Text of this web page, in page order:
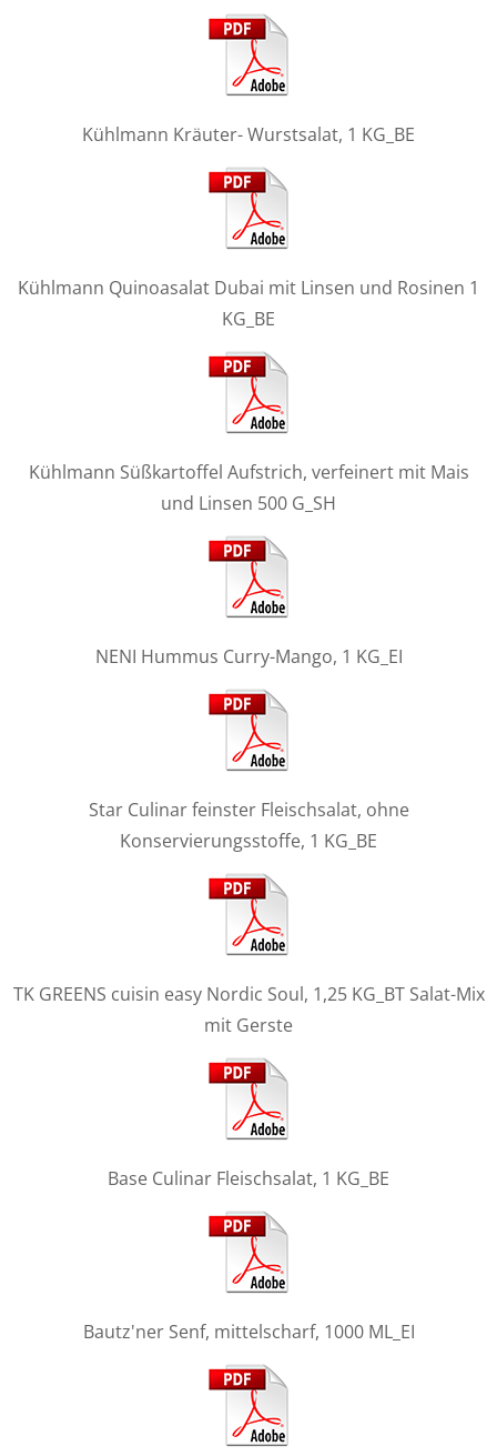
Kühlmann Kräuter- Wurstsalat, 1 KG_BE
Kühlmann Quinoasalat Dubai mit Linsen und Rosinen 1
KG_BE
Kühlmann Süßkartoffel Aufstrich, verfeinert mit Mais
und Linsen 500 G_SH
NENI Hummus Curry-Mango, 1 KG_EI
Star Culinar feinster Fleischsalat, ohne
Konservierungsstoffe, 1 KG_BE
TK GREENS cuisin easy Nordic Soul, 1,25 KG_BT Salat-Mix
mit Gerste
Base Culinar Fleischsalat, 1 KG_BE
Bautz'ner Senf, mittelscharf, 1000 ML_EI